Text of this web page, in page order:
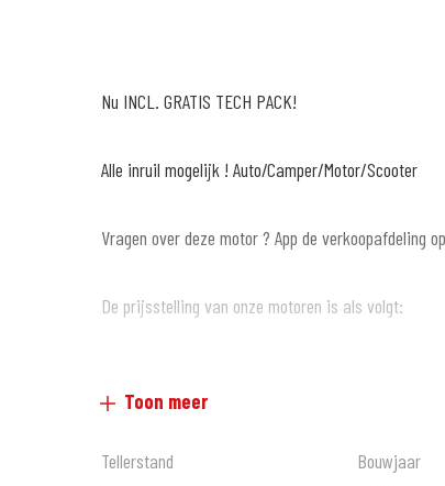
Nu INCL. GRATIS TECH PACK!
Alle inruil mogelijk ! Auto/Camper/Motor/Scooter
Vragen over deze motor ? App de verkoopafdeling
De prijsstelling van onze motoren is als volgt:
-Occasions zijn excl. Kosten onderhoud (399,= met
Toon meer
Tellerstand
Bouwjaar